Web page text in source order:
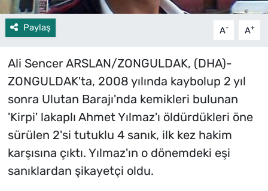
Paylaş A- A+
Ali Sencer ARSLAN/ZONGULDAK, (DHA)-
ZONGULDAK'ta, 2008 yılında kaybolup 2 yıl
sonra Ulutan Barajı'nda kemikleri bulunan
'Kirpi' lakaplı Ahmet Yılmaz'ı öldürdükleri öne
sürülen 2'si tutuklu 4 sanık, ilk kez hakim
karşısına çıktı. Yılmaz'ın o dönemdeki eşi
sanıklardan şikayetçi oldu.